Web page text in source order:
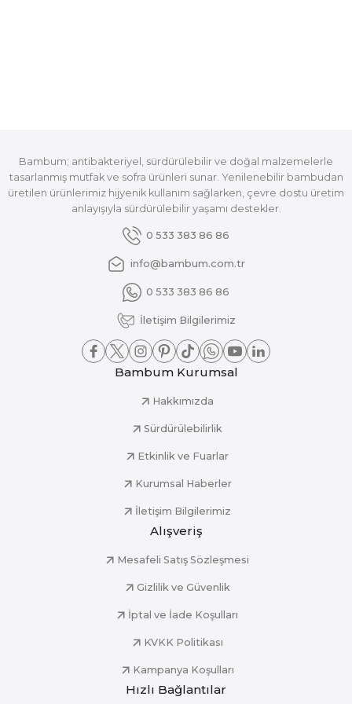
Bambum; antibakteriyel, sürdürülebilir ve doğal malzemelerle
tasarlanmış mutfak ve sofra ürünleri sunar. Yenilenebilir bambudan
üretilen ürünlerimiz hijyenik kullanım sağlarken, çevre dostu üretim
anlayışıyla sürdürülebilir yaşamı destekler.
0 533 383 86 86
info@bambum.com.tr
0 533 383 86 86
İletişim Bilgilerimiz
Bambum Kurumsal
Hakkımızda
Sürdürülebilirlik
Etkinlik ve Fuarlar
Kurumsal Haberler
İletişim Bilgilerimiz
Alışveriş
Mesafeli Satış Sözleşmesi
Gizlilik ve Güvenlik
İptal ve İade Koşulları
KVKK Politikası
Kampanya Koşulları
Hızlı Bağlantılar